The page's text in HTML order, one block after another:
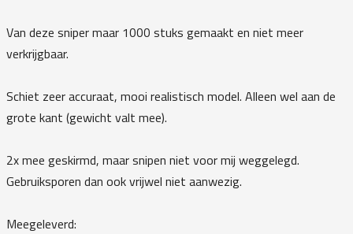
Van deze sniper maar 1000 stuks gemaakt en niet meer
verkrijgbaar.
Schiet zeer accuraat, mooi realistisch model. Alleen wel aan de
grote kant (gewicht valt mee).
2x mee geskirmd, maar snipen niet voor mij weggelegd.
Gebruiksporen dan ook vrijwel niet aanwezig.
Meegeleverd: